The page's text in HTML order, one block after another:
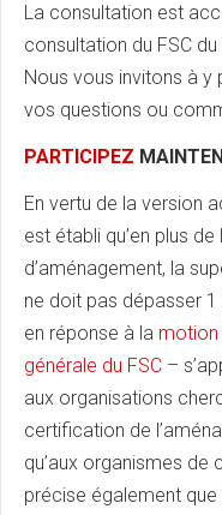
La consultation est
consultation du FSC
Nous vous invitons à y
vos questions ou
PARTICIPEZ
En vertu de la version
est établi qu’en plus de
d’aménagement, la
ne doit pas dépasser
en réponse à la
générale du FSC –
aux organisations
certification de
qu’aux organismes
précise également